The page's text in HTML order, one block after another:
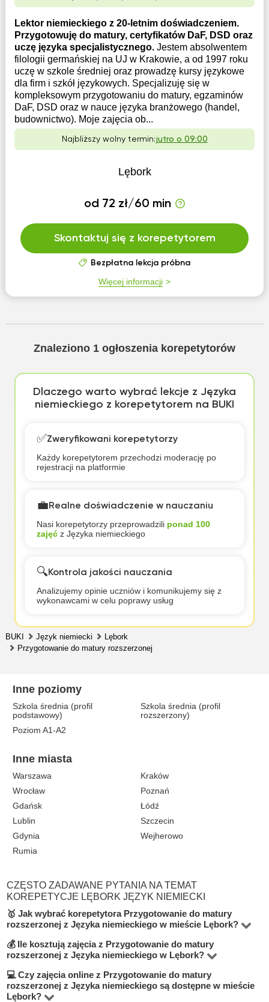
Lektor niemieckiego z 20-letnim doświadczeniem.
Przygotowuję do matury, certyfikatów DaF, DSD oraz
uczę języka specjalistycznego. Jestem absolwentem
filologii germańskiej na UJ w Krakowie, a od 1997 roku
uczę w szkole średniej oraz prowadzę kursy językowe
dla firm i szkół językowych. Specjalizuję się w
kompleksowym przygotowaniu do matury, egzaminów
DaF, DSD oraz w nauce języka branżowego (handel,
budownictwo). Moje zajęcia ob...
Najbliższy wolny termin:jutro o 09:00
Lębork
od 72 zł/60 min
Skontaktuj się z korepetytorem
Bezpłatna lekcja próbna
Więcej informacji
Znaleziono 1 ogłoszenia korepetytorów
Dlaczego warto wybrać lekcje z Języka
niemieckiego z korepetytorem na BUKI
✅Zweryfikowani korepetytorzy
Każdy korepetytorem przechodzi moderację po
rejestracji na platformie
💼Realne doświadczenie w nauczaniu
Nasi korepetytorzy przeprowadzili ponad 100
zajęćz Języka niemieckiego
🔍Kontrola jakości nauczania
Analizujemy opinie uczniów i komunikujemy się z
wykonawcami w celu poprawy usług
BUKI Język niemiecki
Lębork
Przygotowanie do matury rozszerzonej
Inne poziomy
Szkola średnia (profil
podstawowy)
Szkola średnia (profil
rozszerzony)
Poziom A1-A2
Inne miasta
Warszawa
Kraków
Wrocław
Poznań
Gdańsk
Łódź
Lublin
Szczecin
Gdynia
Wejherowo
Rumia
CZĘSTO ZADAWANE PYTANIA NA TEMAT
KOREPETYCJE LĘBORK JĘZYK NIEMIECKI
🥇 Jak wybrać korepetytora Przygotowanie do matury
rozszerzonej z Języka niemieckiego w mieście Lębork?
W kategorie Język niemiecki na poziomie Przygotowanie
do matury rozszerzonej w mieście Lębork znajduje się 1
korepetytorów. Aby znaleźć najlepszego nauczyciela,
zwróć uwagę na stawkę za godzinę, doświadczenie,
💰 Ile kosztują zajęcia z Przygotowanie do matury
rozszerzonej z Języka niemieckiego w Lębork?
Cena indywidualnych zajęć waha się od 80 do 100 zł za
godzinę — w zależności od doświadczenia nauczyciela,
💻 Czy zajęcia online z Przygotowanie do matury
rozszerzonej z Języka niemieckiego są dostępne w mieście
Lębork?